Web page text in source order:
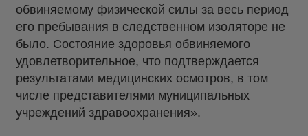
обвиняемому физической силы за весь период
его пребывания в следственном изоляторе не
было. Состояние здоровья обвиняемого
удовлетворительное, что подтверждается
результатами медицинских осмотров, в том
числе представителями муниципальных
учреждений здравоохранения».